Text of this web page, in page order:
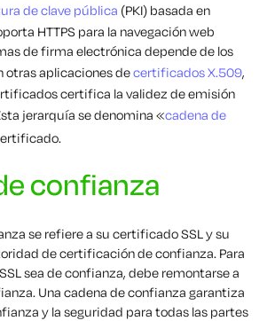
de clave pública (PKI) basada en
HTTPS para la navegación web
de firma electrónica depende de los
otras aplicaciones decertificados X.509,
certifica la validez de emisión
jerarquía se denomina «cadena de
confianza
se refiere a su certificado SSL y su
de certificación de confianza. Para
sea de confianza, debe remontarse a
Una cadena de confianza garantiza
y la seguridad para todas las partes